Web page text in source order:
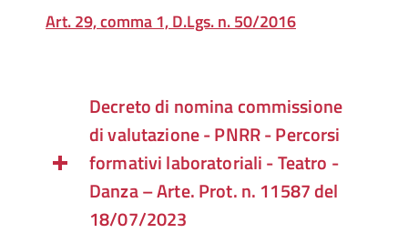
Art. 29, comma 1, D.Lgs. n. 50/2016
Decreto di nomina commissione
di valutazione - PNRR - Percorsi
formativi laboratoriali - Teatro -
Danza – Arte. Prot. n. 11587 del
18/07/2023